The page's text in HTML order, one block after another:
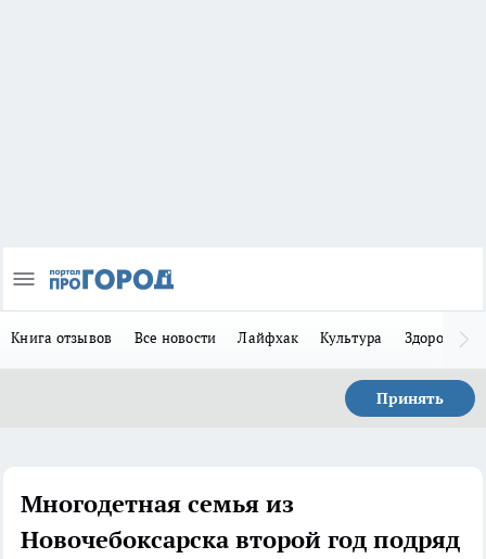
Книга отзывов Все новости Лайфхак Культура Здоровье
Принять
Многодетная семья из
Новочебоксарска второй год подряд